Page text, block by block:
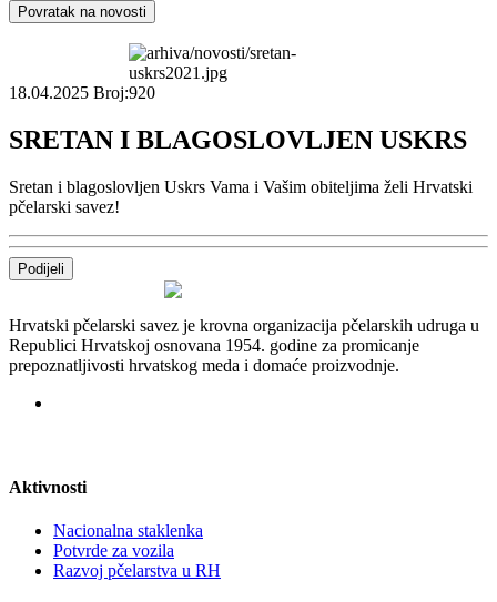
Povratak na novosti
18.04.2025 Broj:920
SRETAN I BLAGOSLOVLJEN USKRS
Sretan i blagoslovljen Uskrs Vama i Vašim obiteljima želi Hrvatski
pčelarski savez!
Podijeli
Hrvatski pčelarski savez je krovna organizacija pčelarskih udruga u
Republici Hrvatskoj osnovana 1954. godine za promicanje
prepoznatljivosti hrvatskog meda i domaće proizvodnje.
Aktivnosti
Nacionalna staklenka
Potvrde za vozila
Razvoj pčelarstva u RH